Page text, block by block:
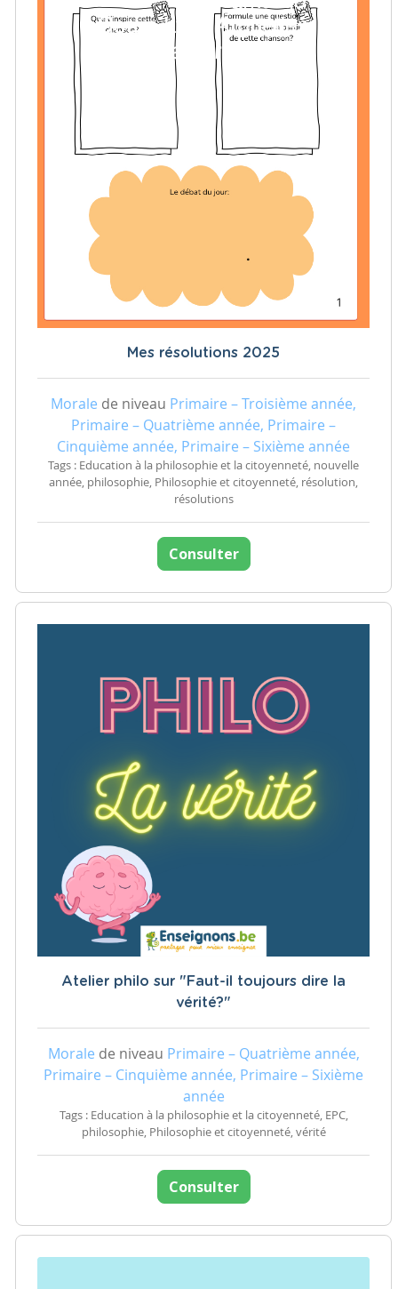
Mes résolutions 2025
Morale de niveau Primaire – Troisième année,
Primaire – Quatrième année, Primaire –
Cinquième année, Primaire – Sixième année
Tags : Education à la philosophie et la citoyenneté, nouvelle
année, philosophie, Philosophie et citoyenneté, résolution,
résolutions
Consulter
Atelier philo sur "Faut-il toujours dire la
vérité?"
Morale de niveau Primaire – Quatrième année,
Primaire – Cinquième année, Primaire – Sixième
année
Tags : Education à la philosophie et la citoyenneté, EPC,
philosophie, Philosophie et citoyenneté, vérité
Consulter